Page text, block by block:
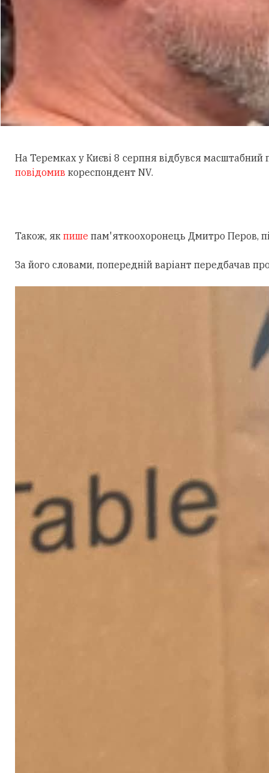
На Теремках у Києві 8 серпня відбувся масштабний
повідомив кореспондент NV.
Також, як пише пам'яткоохоронець Дмитро Перов,
За його словами, попередній варіант передбачав